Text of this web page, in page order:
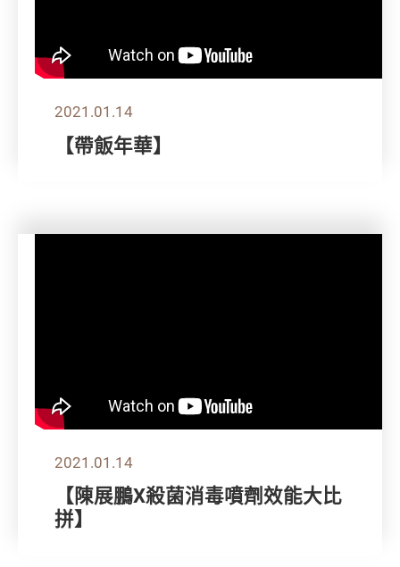
2021.01.14
【帶飯年華】
2021.01.14
【陳展鵬X殺菌消毒噴劑效能大比
拼】